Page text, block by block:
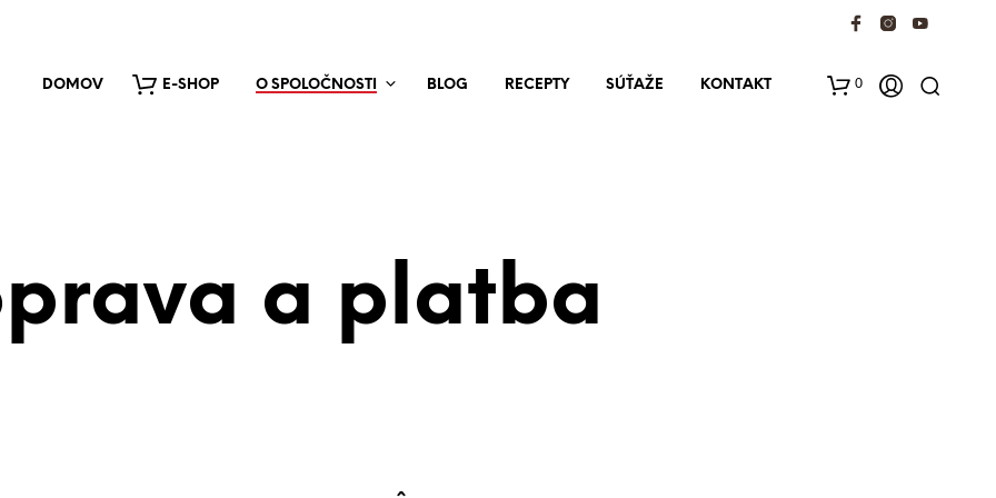
DOMOV E-SHOP O SPOLOČNOSTI BLOG RECEPTY SÚŤAŽE KONTAKT 0
a platba